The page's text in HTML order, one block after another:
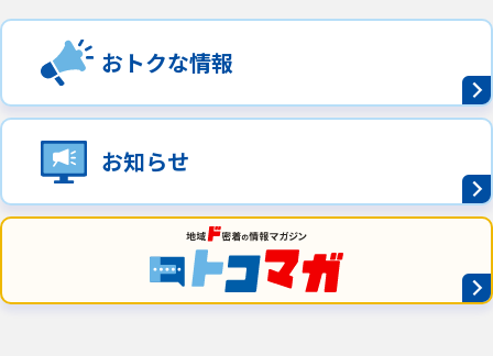
おトクな情報
お知らせ